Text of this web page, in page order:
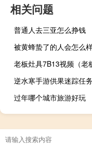
相关问题
普通人去三亚怎么挣钱
过年哪个城市旅游好玩